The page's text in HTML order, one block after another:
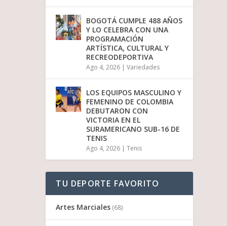
BOGOTÁ CUMPLE 488 AÑOS
Y LO CELEBRA CON UNA
PROGRAMACIÓN
ARTÍSTICA, CULTURAL Y
RECREODEPORTIVA
Ago 4, 2026 |Variedades
LOS EQUIPOS MASCULINO Y
FEMENINO DE COLOMBIA
DEBUTARON CON
VICTORIA EN EL
SURAMERICANO SUB-16 DE
TENIS
Ago 4, 2026 |Tenis
TU DEPORTE FAVORITO
Artes Marciales (68)